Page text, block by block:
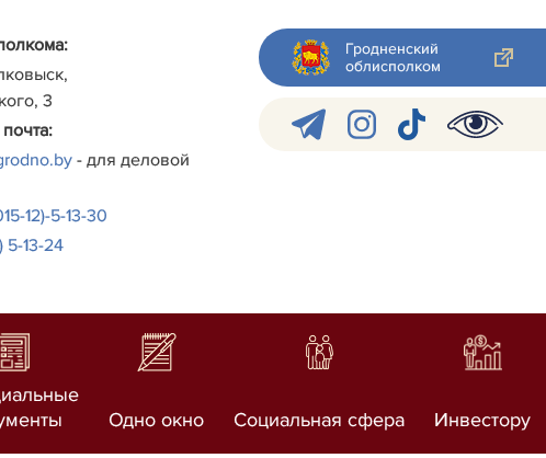
3
- для деловой
12)-5-13-30
5-13-24
Гродненский
облисполком
Одно окно Социальная сфера Инвестору